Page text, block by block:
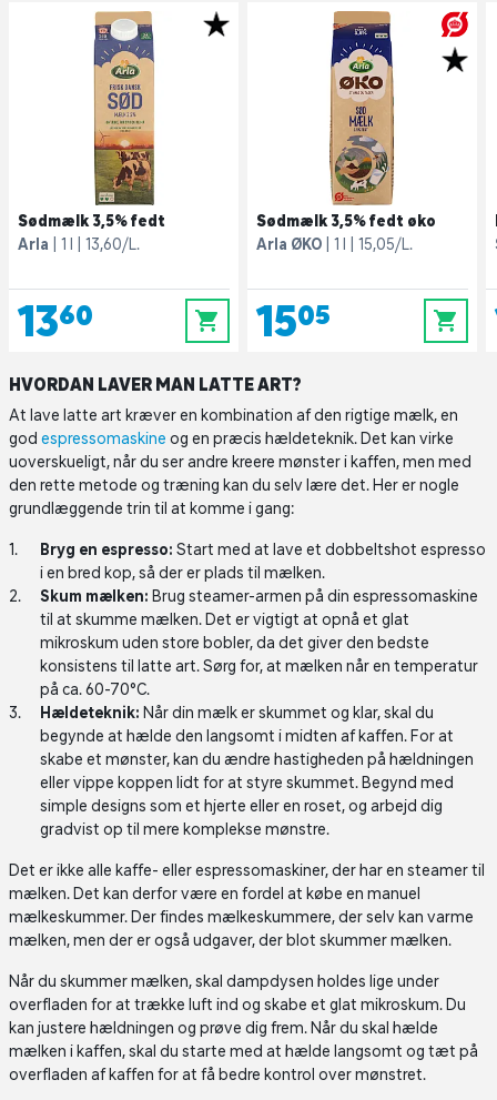
Sødmælk 3,5% fedt
Arla
1 l 13,60/L.
13,60 0
Sødmælk 3,5% fedt øko
Arla ØKO
1 l 15,05/L.
15,05 0
HVORDAN LAVER MAN LATTE ART?
At lave latte art kræver en kombination af den rigtige mælk, en
god espressomaskine og en præcis hældeteknik. Det kan virke
uoverskueligt, når du ser andre kreere mønster i kaffen, men med
den rette metode og træning kan du selv lære det. Her er nogle
grundlæggende trin til at komme i gang:
Bryg en espresso: Start med at lave et dobbeltshot espresso
i en bred kop, så der er plads til mælken.
Skum mælken: Brug steamer-armen på din espressomaskine
til at skumme mælken. Det er vigtigt at opnå et glat
mikroskum uden store bobler, da det giver den bedste
konsistens til latte art. Sørg for, at mælken når en temperatur
på ca. 60-70°C.
Hældeteknik: Når din mælk er skummet og klar, skal du
begynde at hælde den langsomt i midten af kaffen. For at
skabe et mønster, kan du ændre hastigheden på hældningen
eller vippe koppen lidt for at styre skummet. Begynd med
simple designs som et hjerte eller en roset, og arbejd dig
gradvist op til mere komplekse mønstre.
Det er ikke alle kaffe- eller espressomaskiner, der har en steamer til
mælken. Det kan derfor være en fordel at købe en manuel
mælkeskummer. Der findes mælkeskummere, der selv kan varme
mælken, men der er også udgaver, der blot skummer mælken.
Når du skummer mælken, skal dampdysen holdes lige under
overfladen for at trække luft ind og skabe et glat mikroskum. Du
kan justere hældningen og prøve dig frem. Når du skal hælde
mælken i kaffen, skal du starte med at hælde langsomt og tæt på
overfladen af kaffen for at få bedre kontrol over mønstret.